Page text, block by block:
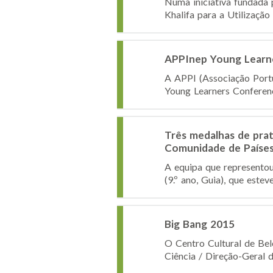
Khalifa para a Utilização
APPInep Young
A APPI (Associação
Young Learners
Três medalhas de
Comunidade de
A equipa que
(9.º ano, Guia), que
Big Bang 2015
O Centro Cultural de
Ciência / Direção-Geral